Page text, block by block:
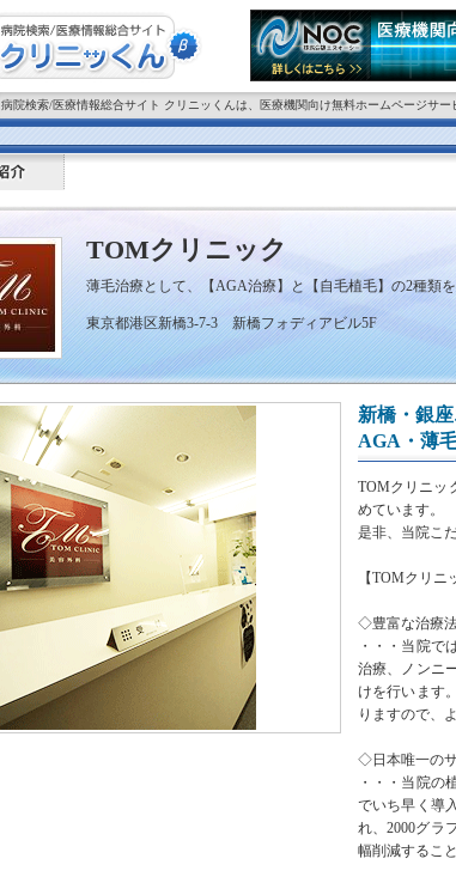
病院検索/医療情報総合サイト クリニッくんは、医療機関向け無料ホームページサー
TOMクリニック
薄毛治療として、【AGA治療】と【自毛植毛】の2種類を
東京都港区新橋3-7-3 新橋フォディアビル5F
新橋・銀
AGA・薄
TOMクリニッ
めています。
是非、当院こ
【TOMクリニ
◇豊富な治療法
・・・当院で
治療、ノンニ
けを行います
りますので、
◇日本唯一の
・・・当院の
でいち早く導
れ、2000グラ
幅削減するこ